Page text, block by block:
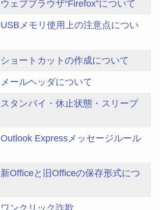
ウェブブラウザ“Firefox”について
USBメモリ使用上の注意点につい
ショートカットの作成について
メールヘッダについて
スタンバイ・休止状態・スリープ
Outlook Expressメッセージルール
新Officeと旧Officeの保存形式につ